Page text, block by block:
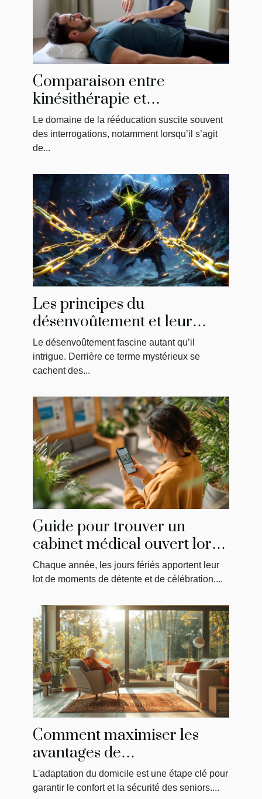
Comparaison entre
kinésithérapie et
physiothérapie : ce qu'il faut
savoir
Le domaine de la rééducation suscite souvent
des interrogations, notamment lorsqu’il s’agit
de...
Les principes du
désenvoûtement et leur
impact sur la libération
énergétique
Le désenvoûtement fascine autant qu’il
intrigue. Derrière ce terme mystérieux se
cachent des...
Guide pour trouver un
cabinet médical ouvert lors
des jours fériés
Chaque année, les jours fériés apportent leur
lot de moments de détente et de célébration....
Comment maximiser les
avantages de
MaPrimeAdapt' pour
l'aménagement du domicile
L'adaptation du domicile est une étape clé pour
garantir le confort et la sécurité des seniors....